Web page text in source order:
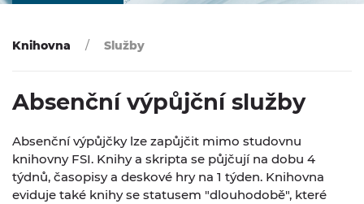
Knihovna Služby
Absenční výpůjční služby
Absenční výpůjčky lze zapůjčit mimo studovnu
knihovny FSI. Knihy a skripta se půjčují na dobu 4
týdnů, časopisy a deskové hry na 1 týden. Knihovna
eviduje také knihy se statusem "dlouhodobě", které